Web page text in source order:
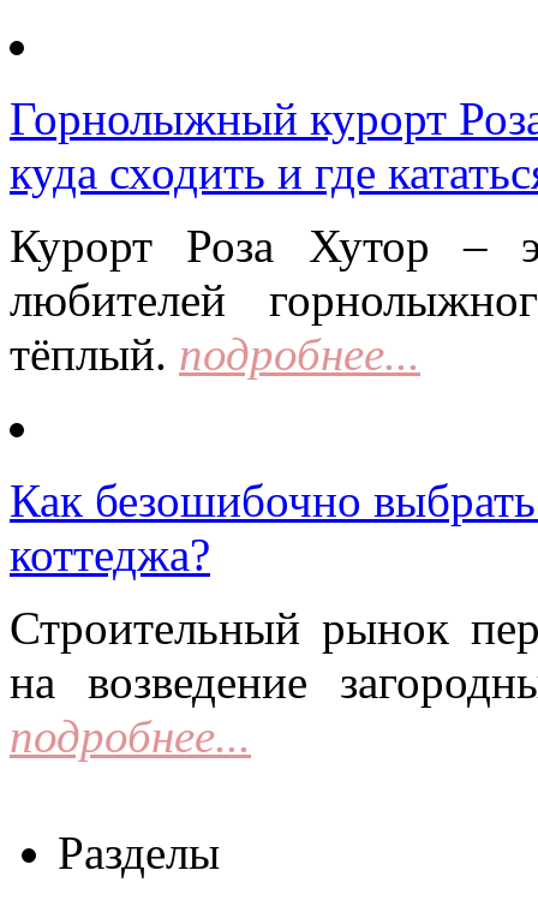
Горнолыжный курорт
куда сходить и где
Курорт Роза Хутор –
любителей
тёплый. подробнее...
Как безошибочно
коттеджа?
Строительный рынок
на возведение
подробнее...
Разделы